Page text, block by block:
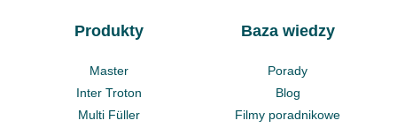
Produkty
Master
Inter Troton
Multi Füller
Baza wiedzy
Porady
Blog
Filmy poradnikowe